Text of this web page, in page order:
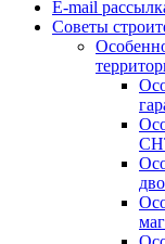
E-mail
Советы